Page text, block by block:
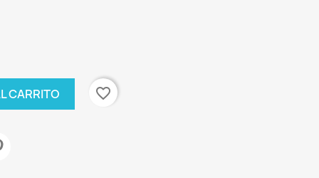
CARRITO favorite_border